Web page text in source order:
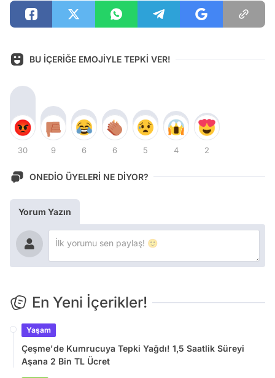
BU İÇERİĞE EMOJİYLE TEPKİ VER!
30 9 6 6 5 4 2
ONEDİO ÜYELERİ NE DİYOR?
Yorum Yazın
En Yeni İçerikler!
Yaşam
Çeşme'de Kumrucuya Tepki Yağdı! 1,5 Saatlik Süreyi
Aşana 2 Bin TL Ücret